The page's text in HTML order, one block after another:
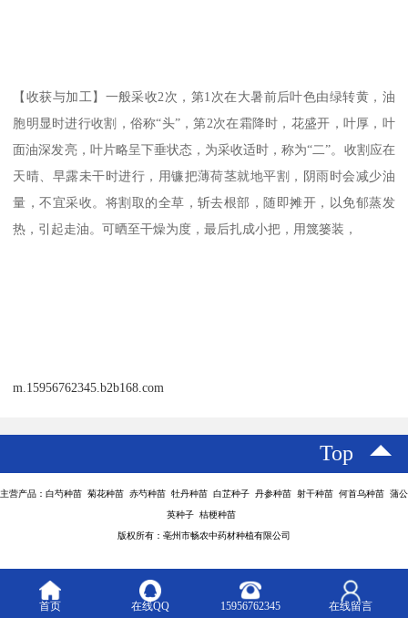
【收获与加工】一般采收2次，第1次在大暑前后叶色由绿转黄，油
胞明显时进行收割，俗称“头”，第2次在霜降时，花盛开，叶厚，叶
面油深发亮，叶片略呈下垂状态，为采收适时，称为“二”。收割应在
天晴、早露未干时进行，用镰把薄荷茎就地平割，阴雨时会减少油
量，不宜采收。将割取的全草，斩去根部，随即摊开，以免郁蒸发
热，引起走油。可晒至干燥为度，最后扎成小把，用篾篓装，
m.15956762345.b2b168.com
Top
主营产品：白芍种苗 菊花种苗 赤芍种苗 牡丹种苗 白芷种子 丹参种苗 射干种苗 何首乌种苗 蒲公
英种子 桔梗种苗
版权所有：亳州市畅农中药材种植有限公司
首页 在线QQ 15956762345 在线留言